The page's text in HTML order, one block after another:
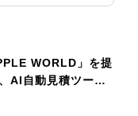
WORLD」を提
AI自動見積ツー…